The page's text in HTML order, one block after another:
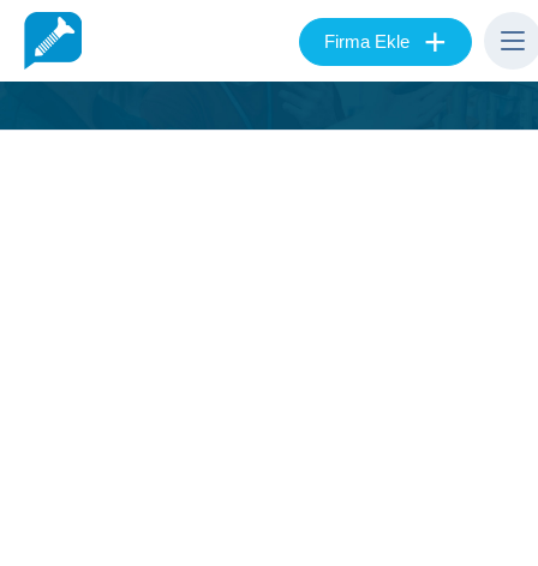
Firma Ekle +